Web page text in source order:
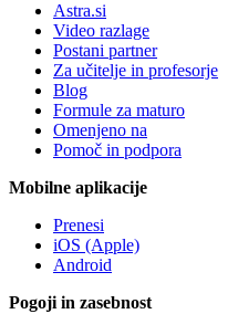
Astra.si
Video razlage
Postani partner
Za učitelje in profesorje
Blog
Formule za maturo
Omenjeno na
Pomoč in podpora
Mobilne aplikacije
Prenesi
iOS (Apple)
Android
Pogoji in zasebnost